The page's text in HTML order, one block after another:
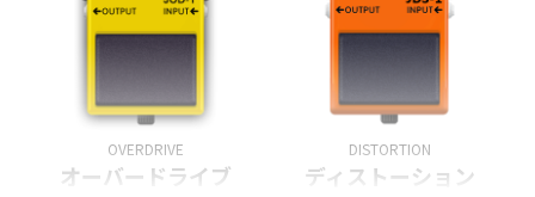
OVERDRIVE
オーバードライブ
DISTORTION
ディストーション